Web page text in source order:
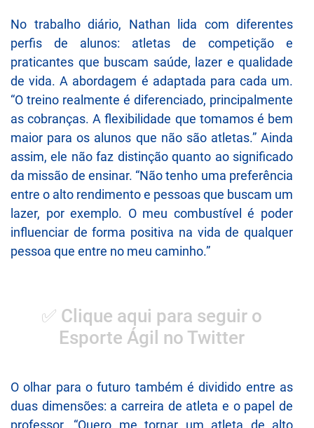
No trabalho diário, Nathan lida com diferentes
perfis de alunos: atletas de competição e
praticantes que buscam saúde, lazer e qualidade
de vida. A abordagem é adaptada para cada um.
“O treino realmente é diferenciado, principalmente
as cobranças. A flexibilidade que tomamos é bem
maior para os alunos que não são atletas.” Ainda
assim, ele não faz distinção quanto ao significado
da missão de ensinar. “Não tenho uma preferência
entre o alto rendimento e pessoas que buscam um
lazer, por exemplo. O meu combustível é poder
influenciar de forma positiva na vida de qualquer
pessoa que entre no meu caminho.”
✅ Clique aqui para seguir o
Esporte Ágil no Twitter
O olhar para o futuro também é dividido entre as
duas dimensões: a carreira de atleta e o papel de